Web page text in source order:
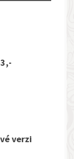
verzi